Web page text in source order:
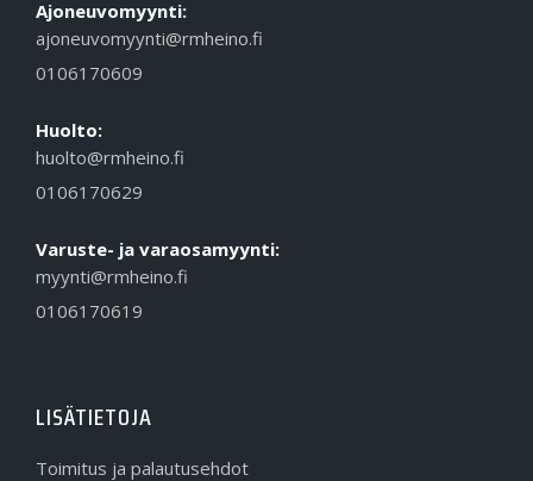
Ajoneuvomyynti:
ajoneuvomyynti@rmheino.fi
0106170609
Huolto:
huolto@rmheino.fi
0106170629
Varuste- ja varaosamyynti:
myynti@rmheino.fi
0106170619
LISÄTIETOJA
Toimitus ja palautusehdot